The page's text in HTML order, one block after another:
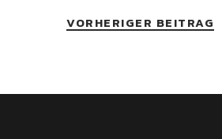
VORHERIGER BEITRAG